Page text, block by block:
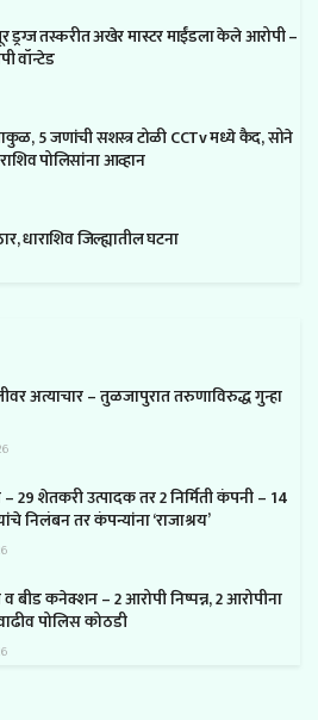
तस्करीत अखेर मास्टर माईंडला केले आरोपी –
वॉन्टेड
5 जणांची सशस्त्र टोळी CCTv मध्ये कैद, सोने
पोलिसांना आव्हान
धाराशिव जिल्ह्यातील घटना
अत्याचार – तुळजापुरात तरुणाविरुद्ध गुन्हा
29 शेतकरी उत्पादक तर 2 निर्मिती कंपनी – 14
निलंबन तर कंपन्यांना ‘राजाश्रय’
बीड कनेक्शन – 2 आरोपी निष्पन्न, 2 आरोपीना
पोलिस कोठडी